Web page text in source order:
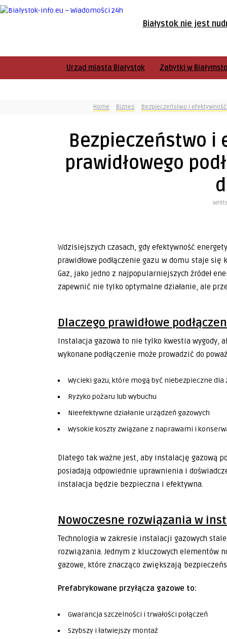
Białystok nie jest
Urząd miasta Białystok Zabytki w
Home Biznes Bezpieczeństwo i
Bezpieczeństwo i
prawidłowego
W dzisiejszych czasach, gdy efektywność energetyczna i bezpieczeństwo są na pierwszym miejscu,
prawidłowe podłączenie gazu w domu staje
Gaz, jako jedno z najpopularniejszych źródeł
zapewnić nie tylko optymalne działanie, ale
Dlaczego prawidłowe
Instalacja gazowa to nie tylko kwestia wygody,
wykonane podłączenie może prowadzić do
Wycieki gazu, które mogą być niebezpieczne dla
Ryzyko pożaru lub wybuchu
Nieefektywne działanie urządzeń gazowych
Wysokie koszty związane z naprawami i
Dlatego tak ważne jest, aby instalację gazową
posiadają odpowiednie uprawnienia i
instalacja będzie bezpieczna i efektywna.
Nowoczesne rozwiązania w
Technologia w zakresie instalacji gazowych
rozwiązania. Jednym z kluczowych elementów
gazowe, które znacząco zwiększają
Prefabrykowane przyłącza gazowe to:
Gwarancja szczelności i trwałości połączeń
Szybszy i łatwiejszy montaż